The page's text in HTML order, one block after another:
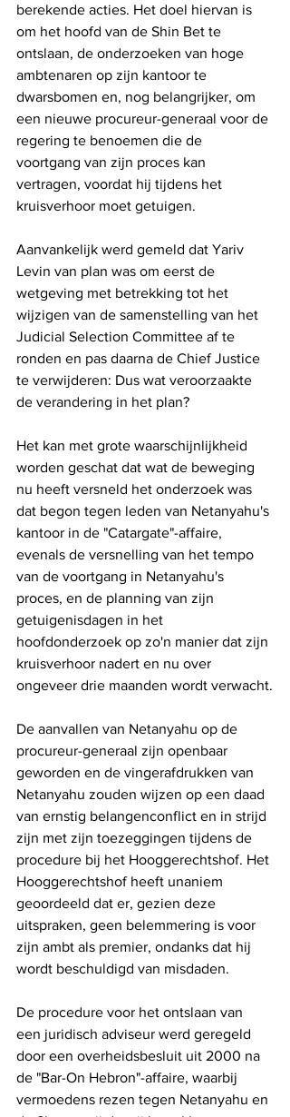
berekende acties. Het doel hiervan is
om het hoofd van de Shin Bet te
ontslaan, de onderzoeken van hoge
ambtenaren op zijn kantoor te
dwarsbomen en, nog belangrijker, om
een ​​nieuwe procureur-generaal voor de
regering te benoemen die de
voortgang van zijn proces kan
vertragen, voordat hij tijdens het
kruisverhoor moet getuigen.
Aanvankelijk werd gemeld dat Yariv
Levin van plan was om eerst de
wetgeving met betrekking tot het
wijzigen van de samenstelling van het
Judicial Selection Committee af te
ronden en pas daarna de Chief Justice
te verwijderen: Dus wat veroorzaakte
de verandering in het plan?
Het kan met grote waarschijnlijkheid
worden geschat dat wat de beweging
nu heeft versneld het onderzoek was
dat begon tegen leden van Netanyahu's
kantoor in de "Catargate"-affaire,
evenals de versnelling van het tempo
van de voortgang in Netanyahu's
proces, en de planning van zijn
getuigenisdagen in het
hoofdonderzoek op zo'n manier dat zijn
kruisverhoor nadert en nu over
ongeveer drie maanden wordt verwacht.
De aanvallen van Netanyahu op de
procureur-generaal zijn openbaar
geworden en de vingerafdrukken van
Netanyahu zouden wijzen op een daad
van ernstig belangenconflict en in strijd
zijn met zijn toezeggingen tijdens de
procedure bij het Hooggerechtshof. Het
Hooggerechtshof heeft unaniem
geoordeeld dat er, gezien deze
uitspraken, geen belemmering is voor
zijn ambt als premier, ondanks dat hij
wordt beschuldigd van misdaden.
De procedure voor het ontslaan van
een juridisch adviseur werd geregeld
door een overheidsbesluit uit 2000 na
de "Bar-On Hebron"-affaire, waarbij
vermoedens rezen tegen Netanyahu en